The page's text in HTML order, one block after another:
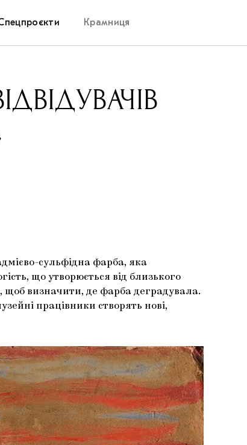
Крамниця
сульфідна фарба, яка
що утворюється від близького
щоб визначити, де фарба деградувала.
працівники створять нові,